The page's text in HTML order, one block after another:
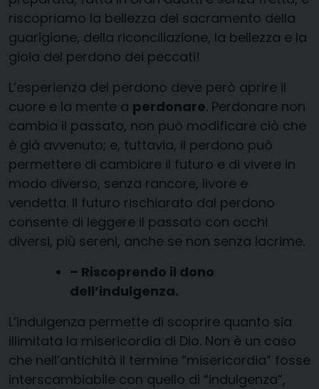
riscopriamo la bellezza del sacramento della
guarigione, della riconciliazione, la bellezza e la
gioia del perdono dei peccati!
L’esperienza del perdono deve però aprire il
cuore e la mente a perdonare. Perdonare non
cambia il passato, non può modificare ciò che
è già avvenuto; e, tuttavia, il perdono può
permettere di cambiare il futuro e di vivere in
modo diverso, senza rancore, livore e
vendetta. Il futuro rischiarato dal perdono
consente di leggere il passato con occhi
diversi, più sereni, anche se non senza lacrime.
– Riscoprendo il dono
dell’indulgenza.
L’indulgenza permette di scoprire quanto sia
illimitata la misericordia di Dio. Non è un caso
che nell’antichità il termine “misericordia” fosse
interscambiabile con quello di “indulgenza”,